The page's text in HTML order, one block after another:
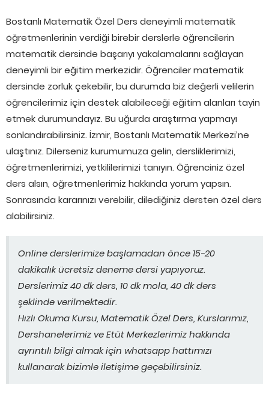
Bostanlı Matematik Özel Ders deneyimli matematik
öğretmenlerinin verdiği birebir derslerle öğrencilerin
matematik dersinde başarıyı yakalamalarını sağlayan
deneyimli bir eğitim merkezidir. Öğrenciler matematik
dersinde zorluk çekebilir, bu durumda biz değerli velilerin
öğrencilerimiz için destek alabileceği eğitim alanları tayin
etmek durumundayız. Bu uğurda araştırma yapmayı
sonlandırabilirsiniz. İzmir, Bostanlı Matematik Merkezi’ne
ulaştınız. Dilerseniz kurumumuza gelin, dersliklerimizi,
öğretmenlerimizi, yetkililerimizi tanıyın. Öğrenciniz özel
ders alsın, öğretmenlerimiz hakkında yorum yapsın.
Sonrasında kararınızı verebilir, dilediğiniz dersten özel ders
alabilirsiniz.
Online derslerimize başlamadan önce 15-20
dakikalık ücretsiz deneme dersi yapıyoruz.
Derslerimiz 40 dk ders, 10 dk mola, 40 dk ders
şeklinde verilmektedir.
Hızlı Okuma Kursu, Matematik Özel Ders, Kurslarımız,
Dershanelerimiz ve Etüt Merkezlerimiz hakkında
ayrıntılı bilgi almak için whatsapp hattımızı
kullanarak bizimle iletişime geçebilirsiniz.